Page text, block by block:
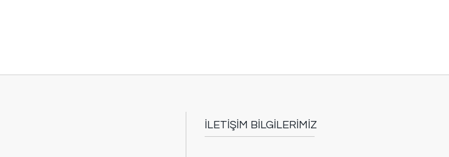
İLETİŞİM BİLGİLERİMİZ